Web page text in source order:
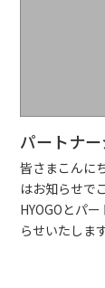
パートナ
皆さまこんに
はお知らせで
HYOGOとパ
らせいたしま